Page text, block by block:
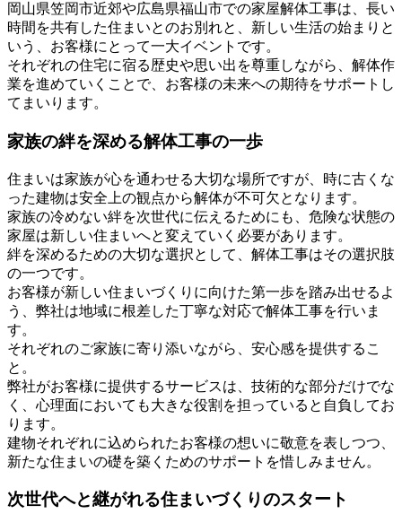
岡山県笠岡市近郊や広島県福山市での家屋解体工事は、長い
時間を共有した住まいとのお別れと、新しい生活の始まりと
いう、お客様にとって一大イベントです。
それぞれの住宅に宿る歴史や思い出を尊重しながら、解体作
業を進めていくことで、お客様の未来への期待をサポートし
てまいります。
家族の絆を深める解体工事の一歩
住まいは家族が心を通わせる大切な場所ですが、時に古くな
った建物は安全上の観点から解体が不可欠となります。
家族の冷めない絆を次世代に伝えるためにも、危険な状態の
家屋は新しい住まいへと変えていく必要があります。
絆を深めるための大切な選択として、解体工事はその選択肢
の一つです。
お客様が新しい住まいづくりに向けた第一歩を踏み出せるよ
う、弊社は地域に根差した丁寧な対応で解体工事を行いま
す。
それぞれのご家族に寄り添いながら、安心感を提供するこ
と。
弊社がお客様に提供するサービスは、技術的な部分だけでな
く、心理面においても大きな役割を担っていると自負してお
ります。
建物それぞれに込められたお客様の想いに敬意を表しつつ、
新たな住まいの礎を築くためのサポートを惜しみません。
次世代へと継がれる住まいづくりのスタート